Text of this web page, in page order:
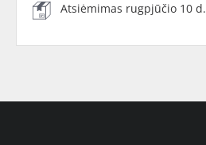
Atsiėmimas rugpjūčio 10 d.